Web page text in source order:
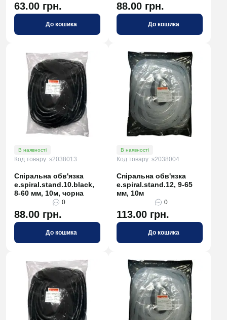
63.00 грн.
До кошика
88.00 грн.
До кошика
В наявності
Код товару: s2038013
Спіральна обв'язка
e.spiral.stand.10.black,
8-60 мм, 10м, чорна
0
88.00 грн.
До кошика
В наявності
Код товару: s2038004
Спіральна обв'язка
e.spiral.stand.12, 9-65
мм, 10м
0
113.00 грн.
До кошика